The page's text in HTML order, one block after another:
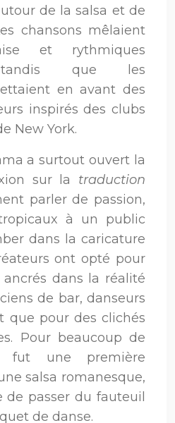
de la salsa et de
chansons mêlaient
et rythmiques
tandis que les
en avant des
inspirés des clubs
New York.
a surtout ouvert la
sur la traduction
parler de passion,
à un public
dans la caricature
ont opté pour
dans la réalité
de bar, danseurs
que pour des clichés
Pour beaucoup de
fut une première
salsa romanesque,
passer du fauteuil
de danse.